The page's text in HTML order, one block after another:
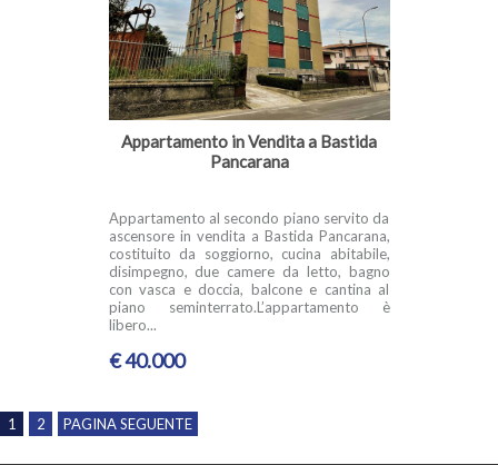
Appartamento in Vendita a Bastida
Pancarana
Appartamento al secondo piano servito da
ascensore in vendita a Bastida Pancarana,
costituito da soggiorno, cucina abitabile,
disimpegno, due camere da letto, bagno
con vasca e doccia, balcone e cantina al
piano seminterrato.L’appartamento è
libero...
€ 40.000
1 2 PAGINA SEGUENTE